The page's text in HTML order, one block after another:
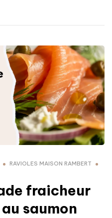
RAVIOLES MAISON RAMBERT
fraicheur
saumon